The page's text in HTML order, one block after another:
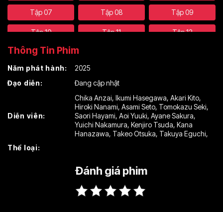
Tập 07 Tập 08 Tập 09
Tập 10 Tập 11 Tập 12
Tập 13
Tập 16
Thông Tin Phim
Năm phát hành:
2025
Đạo diễn:
Đang cập nhật
Diễn viên:
Chika Anzai, Ikumi Hasegawa, Akari Kito,
Hiroki Nanami, Asami Seto, Tomokazu Seki,
Saori Hayami, Aoi Yuuki, Ayane Sakura,
Yuichi Nakamura, Kenjiro Tsuda, Kana
Hanazawa, Takeo Otsuka, Takuya Eguchi,
Thể loại:
Đánh giá phim